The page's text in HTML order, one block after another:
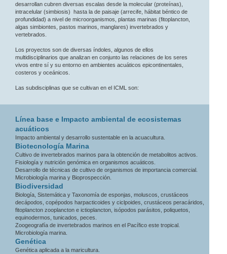
desarrollan cubren diversas escalas desde la molecular (proteínas),
intracelular (simbiosis) hasta la de paisaje (arrecife, hábitat béntico de
profundidad) a nivel de microorganismos, plantas marinas (fitoplancton,
algas simbiontes, pastos marinos, manglares) invertebrados y
vertebrados.
Los proyectos son de diversas índoles, algunos de ellos
multidisciplinarios que analizan en conjunto las relaciones de los seres
vivos entre sí y su entorno en ambientes acuáticos epicontinentales,
costeros y oceánicos.
Las subdisciplinas que se cultivan en el ICML son:
Línea base e Impacto ambiental de ecosistemas
acuáticos
Impacto ambiental y desarrollo sustentable en la acuacultura.
Biotecnología Marina
Cultivo de invertebrados marinos para la obtención de metabolitos activos.
Fisiología y nutrición genómica en organismos acuáticos.
Desarrollo de técnicas de cultivo de organismos de importancia comercial.
Microbiología marina y Bioprospección.
Biodiversidad
Biología, Sistemática y Taxonomía de esponjas, moluscos, crustáceos
decápodos, copépodos harpacticoides y ciclpoides, crustáceos peracáridos,
fitoplancton zooplancton e ictioplancton, isópodos parásitos, poliquetos,
equinodermos, tunicados, peces.
Zoogeografía de invertebrados marinos en el Pacífico este tropical.
Microbiología marina.
Genética
Genética aplicada a la maricultura.